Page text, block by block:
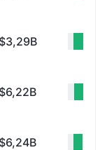
$3,29B
$6,22B
$6,24B